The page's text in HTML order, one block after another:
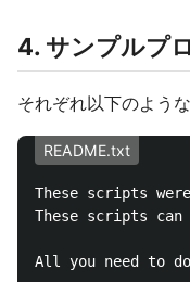
4. サンプルプ
それぞれ以下のよう
README.txt
These scripts
These scripts
All you need to